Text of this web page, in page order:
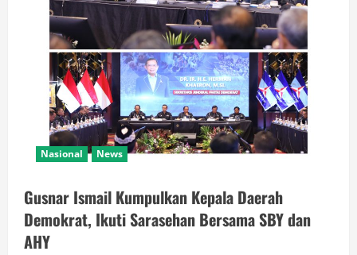
Nasional News
Gusnar Ismail Kumpulkan Kepala Daerah
Demokrat, Ikuti Sarasehan Bersama SBY dan
AHY